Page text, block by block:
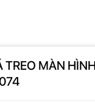
TREO MÀN